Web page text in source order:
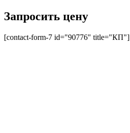
Запросить цену
[contact-form-7 id="90776" title="КП"]